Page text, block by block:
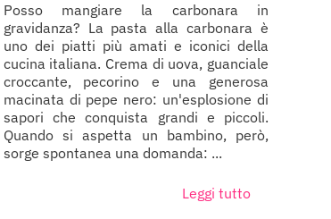
Posso mangiare la carbonara in
gravidanza? La pasta alla carbonara è
uno dei piatti più amati e iconici della
cucina italiana. Crema di uova, guanciale
croccante, pecorino e una generosa
macinata di pepe nero: un'esplosione di
sapori che conquista grandi e piccoli.
Quando si aspetta un bambino, però,
sorge spontanea una domanda: ...
Leggi tutto